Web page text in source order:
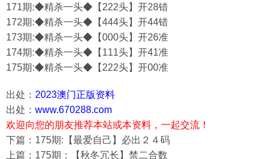
171期:◆精杀一头◆【222头】开28错
172期:◆精杀一头◆【444头】开44错
173期:◆精杀一头◆【000头】开26准
174期:◆精杀一头◆【111头】开41准
175期:◆精杀一头◆【222头】开00准
出处： 2023澳门正版资料
出处： www.670288.com
欢迎向您的朋友推荐本站或本资料，一起交流！
下篇：175期:【最爱自己】必出２４码
上篇：175期：【秋冬冗长】禁二合数